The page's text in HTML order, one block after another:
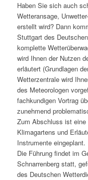
Haben Sie sich auch
Wetteransage,
erstellt wird? Dann
Stuttgart des
komplette
wird Ihnen der Nutzen
erläutert (Grundlagen
Wetterzentrale wird
des Meteorologen
fachkundigen Vortrag
zunehmend
Zum Abschluss ist
Klimagartens und
Instrumente eingeplant.
Die Führung findet im
Schnarrenberg statt,
des Deutschen